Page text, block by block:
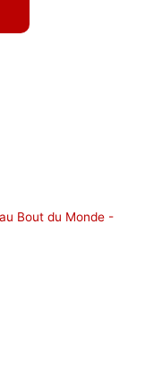
Bout du Monde -